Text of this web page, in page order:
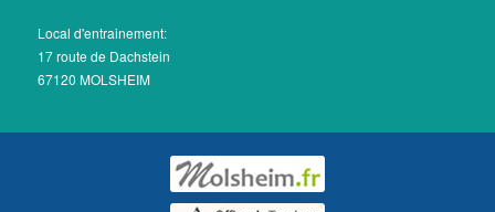
Local d'entrainement:
17 route de Dachstein
67120 MOLSHEIM